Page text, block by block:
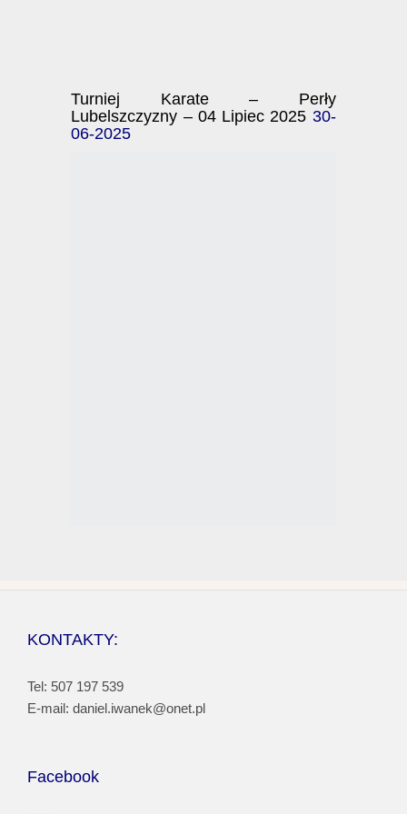
Turniej Karate – Perły
Lubelszczyzny – 04 Lipiec 2025 30-
06-2025
KONTAKTY:
Tel: 507 197 539
E-mail: daniel.iwanek@onet.pl
Facebook